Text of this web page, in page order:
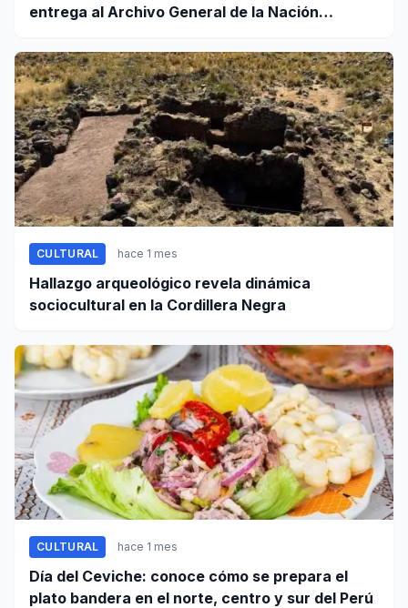
entrega al Archivo General de la Nación
documentales
CULTURAL hace 1 mes
Hallazgo arqueológico revela dinámica
sociocultural en la Cordillera Negra
CULTURAL hace 1 mes
Día del Ceviche: conoce cómo se prepara el
plato bandera en el norte, centro y sur del Perú